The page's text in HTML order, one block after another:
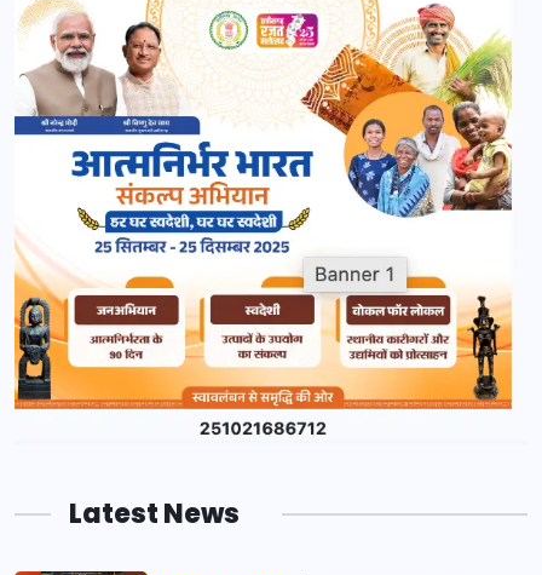
Latest News